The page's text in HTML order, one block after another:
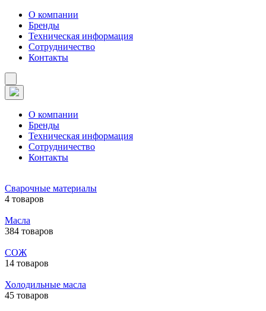
О компании
Бренды
Техническая информация
Сотрудничество
Контакты
О компании
Бренды
Техническая информация
Сотрудничество
Контакты
Сварочные материалы
4 товаров
Масла
384 товаров
СОЖ
14 товаров
Холодильные масла
45 товаров